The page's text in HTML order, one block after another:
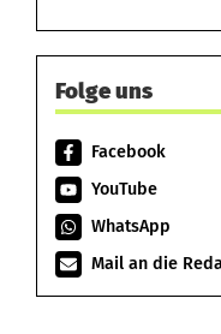
Folge uns
Facebook
YouTube
WhatsApp
Mail an die